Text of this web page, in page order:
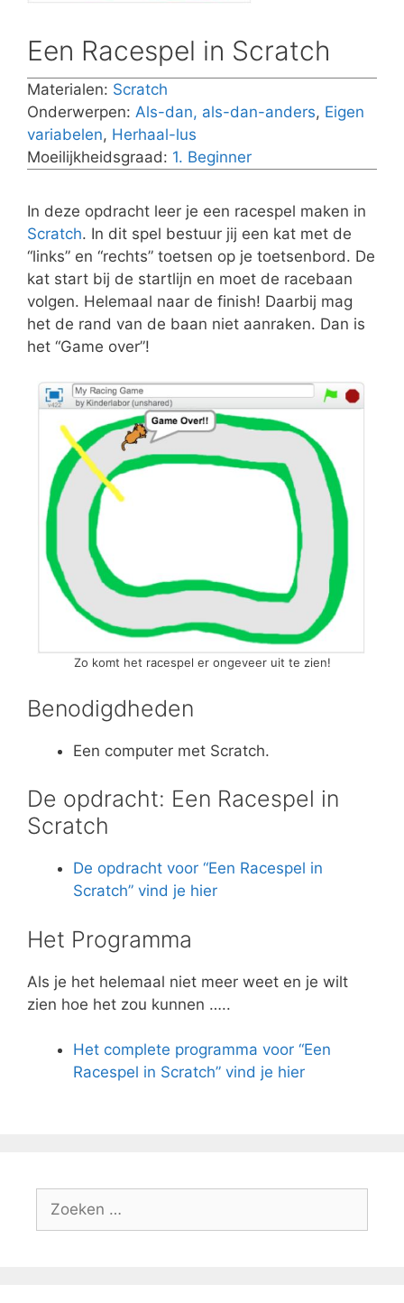
Een Racespel in Scratch
Materialen: Scratch
Onderwerpen: Als-dan, als-dan-anders, Eigen
variabelen, Herhaal-lus
Moeilijkheidsgraad: 1. Beginner
In deze opdracht leer je een racespel maken in
Scratch. In dit spel bestuur jij een kat met de
“links” en “rechts” toetsen op je toetsenbord. De
kat start bij de startlijn en moet de racebaan
volgen. Helemaal naar de finish! Daarbij mag
het de rand van de baan niet aanraken. Dan is
het “Game over”!
Zo komt het racespel er ongeveer uit te zien!
Benodigdheden
Een computer met Scratch.
De opdracht: Een Racespel in
Scratch
De opdracht voor “Een Racespel in
Scratch” vind je hier
Het Programma
Als je het helemaal niet meer weet en je wilt
zien hoe het zou kunnen …..
Het complete programma voor “Een
Racespel in Scratch” vind je hier
naar: